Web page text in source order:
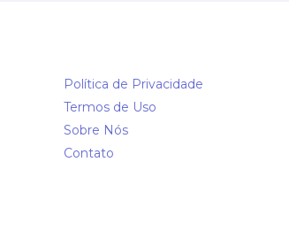
Política de Privacidade
Termos de Uso
Sobre Nós
Contato